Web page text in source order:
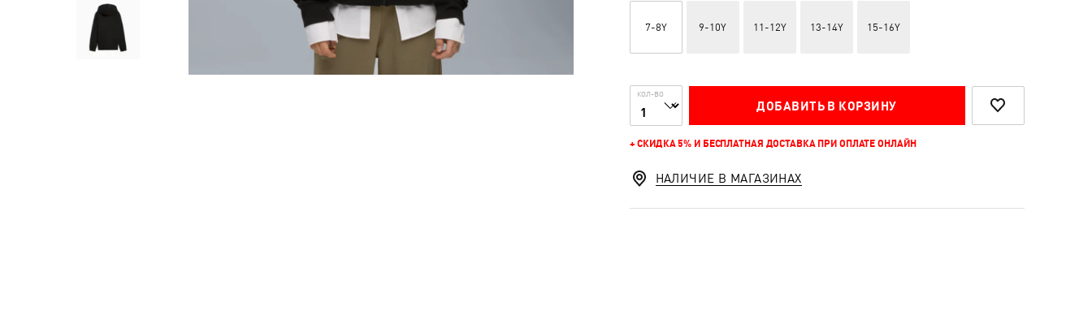
7-8Y 9-10Y 11-12Y 13-14Y 15-16Y
КОЛ-ВО
ДОБАВИТЬ В КОРЗИНУ
+ СКИДКА 5% И БЕСПЛАТНАЯ ДОСТАВКА ПРИ ОПЛАТЕ ОНЛАЙН
НАЛИЧИЕ В МАГАЗИНАХ